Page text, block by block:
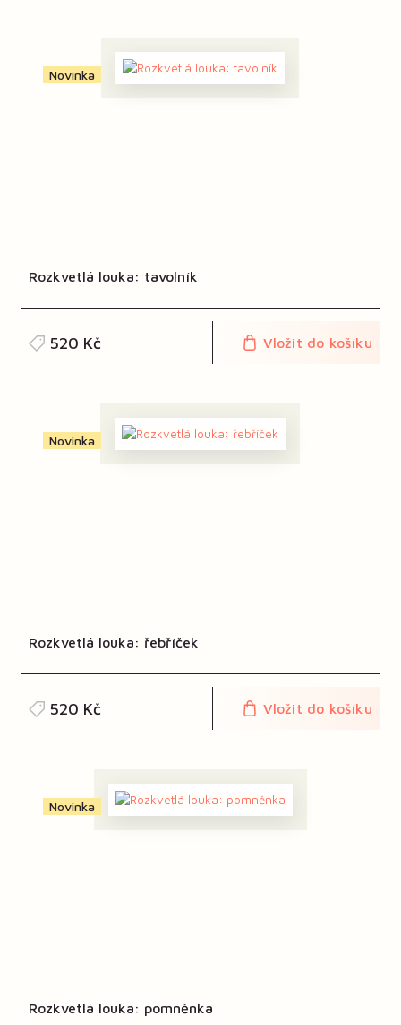
Novinka
Rozkvetlá louka: tavolník
520 Kč Vložit do košíku
Novinka
Rozkvetlá louka: řebříček
520 Kč Vložit do košíku
Novinka
Rozkvetlá louka: pomněnka